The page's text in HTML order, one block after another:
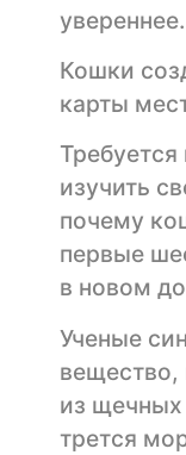
увереннее.
Кошки
карты
изучить
почему
первые
в новом
Ученые
из щечных
трется